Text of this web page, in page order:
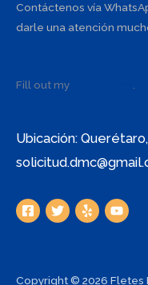
Contáctenos vía
darle una atención
Fill out my .
Ubicación:
Copyright © 2026 Fletes